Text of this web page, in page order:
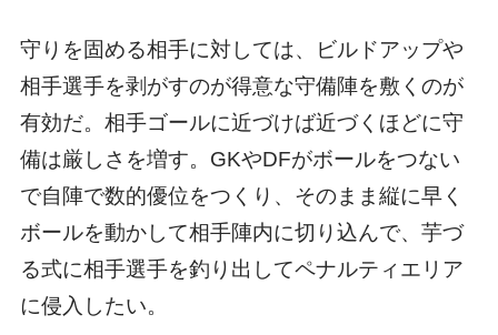
守りを固める相手に対しては、ビルドアップや
相手選手を剥がすのが得意な守備陣を敷くのが
有効だ。相手ゴールに近づけば近づくほどに守
備は厳しさを増す。GKやDFがボールをつない
で自陣で数的優位をつくり、そのまま縦に早く
ボールを動かして相手陣内に切り込んで、芋づ
る式に相手選手を釣り出してペナルティエリア
に侵入したい。